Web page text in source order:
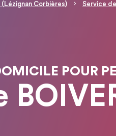
(Lézignan Corbières) Service
POUR